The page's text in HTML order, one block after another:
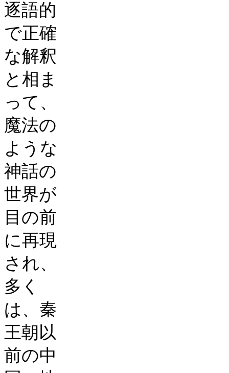
逐語的
で正確
な解釈
と相ま
って、
魔法の
ような
神話の
世界が
目の前
に再現
され、
多く
は、秦
王朝以
前の中